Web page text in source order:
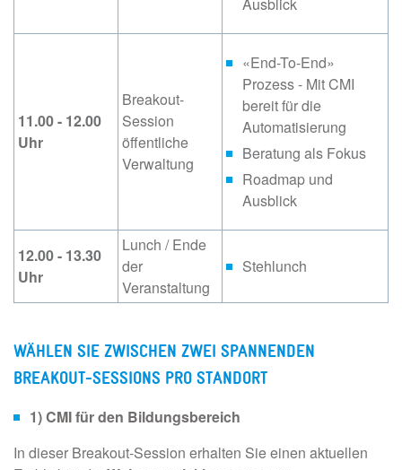
11.00 - 12.00
Uhr
Breakout-
Session
öffentliche
Verwaltung
«End-To-End»
Prozess - Mit CMI
bereit für die
Automatisierung
Beratung als Fokus
Roadmap und
Ausblick
12.00 - 13.30
Uhr
Lunch / Ende
der
Veranstaltung
Stehlunch
WÄHLEN SIE ZWISCHEN ZWEI SPANNENDEN
BREAKOUT-SESSIONS PRO STANDORT
1)CMI für den Bildungsbereich
In dieser Breakout-Session erhalten Sie einen aktuellen